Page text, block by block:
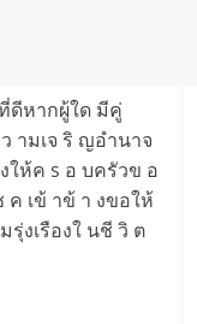
ที่ดีหากผู้ใด มีคู่
ามเจ ริ ญอำนาจ
ให้ค s อ บครัวข อ
ค เข้ าข้ า งขอให้
รุ่งเรืองใ นชี วิ ต